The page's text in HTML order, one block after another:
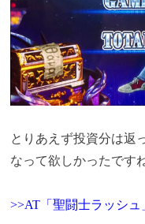
とりあえず投資分は返
なって欲しかったです
>>AT「聖闘士ラッシ